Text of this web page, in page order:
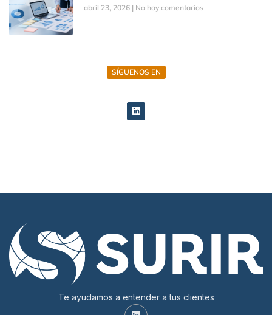
abril 23, 2026 No hay comentarios
SÍGUENOS EN
Te ayudamos a entender a tus clientes